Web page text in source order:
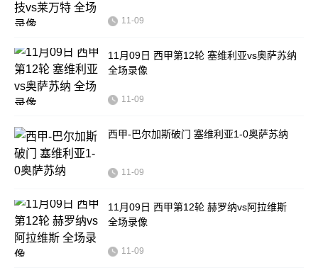
11-09
11月09日 西甲第12轮 塞维利亚vs奥萨苏纳
全场录像
11-09
西甲-巴尔加斯破门 塞维利亚1-0奥萨苏纳
11-09
11月09日 西甲第12轮 赫罗纳vs阿拉维斯
全场录像
11-09